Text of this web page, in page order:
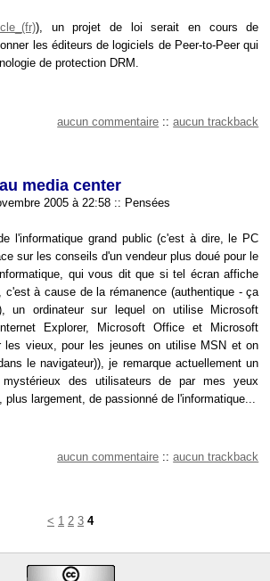
), un projet de loi serait en cours de
les éditeurs de logiciels de Peer-to-Peer qui
de protection DRM.
aucun commentaire :: aucun trackback
media center
2005 à 22:58 :: Pensées
l'informatique grand public (c'est à dire, le PC
sur les conseils d'un vendeur plus doué pour le
qui vous dit que si tel écran affiche
c'est à cause de la rémanence (authentique - ça
un ordinateur sur lequel on utilise Microsoft
Explorer, Microsoft Office et Microsoft
les vieux, pour les jeunes on utilise MSN et on
le navigateur)), je remarque actuellement un
mystérieux des utilisateurs de par mes yeux
largement, de passionné de l'informatique...
aucun commentaire :: aucun trackback
< 1 2 3 4